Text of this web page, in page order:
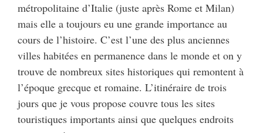
métropolitaine d’Italie (juste après Rome et Milan)
mais elle a toujours eu une grande importance au
cours de l’histoire. C’est l’une des plus anciennes
villes habitées en permanence dans le monde et on y
trouve de nombreux sites historiques qui remontent à
l’époque grecque et romaine. L’itinéraire de trois
jours que je vous propose couvre tous les sites
touristiques importants ainsi que quelques endroits